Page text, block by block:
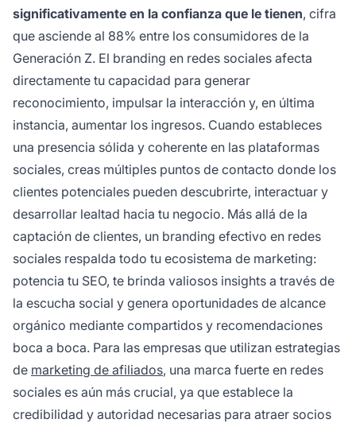
significativamente en la confianza que le tienen, cifra
que asciende al 88% entre los consumidores de la
Generación Z. El branding en redes sociales afecta
directamente tu capacidad para generar
reconocimiento, impulsar la interacción y, en última
instancia, aumentar los ingresos. Cuando estableces
una presencia sólida y coherente en las plataformas
sociales, creas múltiples puntos de contacto donde los
clientes potenciales pueden descubrirte, interactuar y
desarrollar lealtad hacia tu negocio. Más allá de la
captación de clientes, un branding efectivo en redes
sociales respalda todo tu ecosistema de marketing:
potencia tu SEO, te brinda valiosos insights a través de
la escucha social y genera oportunidades de alcance
orgánico mediante compartidos y recomendaciones
boca a boca. Para las empresas que utilizan estrategias
de marketing de afiliados, una marca fuerte en redes
sociales es aún más crucial, ya que establece la
credibilidad y autoridad necesarias para atraer socios